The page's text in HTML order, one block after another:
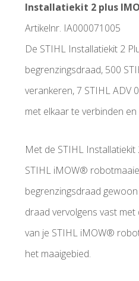
Installatiekit 2 plus
Artikelnr. IA000071005
De STIHL Installatiekit 2
begrenzingsdraad, 500
verankeren, 7 STIHL ADV
met elkaar te verbinden
Met de STIHL
STIHL iMOW®
begrenzingsdraad
draad vervolgens vast
van je STIHL iMOW®
het maaigebied.